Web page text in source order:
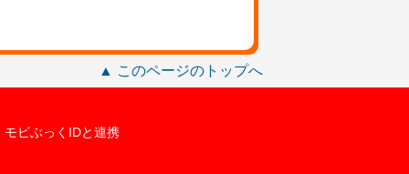
▲ このページのトップへ
モビぶっくIDと連携